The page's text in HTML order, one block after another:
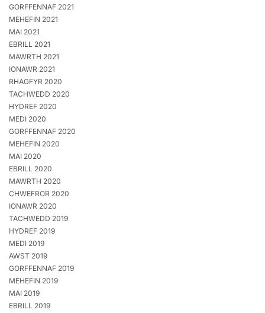
GORFFENNAF 2021
MEHEFIN 2021
MAI 2021
EBRILL 2021
MAWRTH 2021
IONAWR 2021
RHAGFYR 2020
TACHWEDD 2020
HYDREF 2020
MEDI 2020
GORFFENNAF 2020
MEHEFIN 2020
MAI 2020
EBRILL 2020
MAWRTH 2020
CHWEFROR 2020
IONAWR 2020
TACHWEDD 2019
HYDREF 2019
MEDI 2019
AWST 2019
GORFFENNAF 2019
MEHEFIN 2019
MAI 2019
EBRILL 2019